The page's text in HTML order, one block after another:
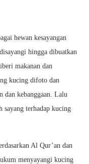
hewan kesayangan
hingga dibuatkan
makanan dan
kucing difoto dan
dan kebanggaan. Lalu
sayang terhadap kucing
Al Qur’an dan
menyayangi kucing